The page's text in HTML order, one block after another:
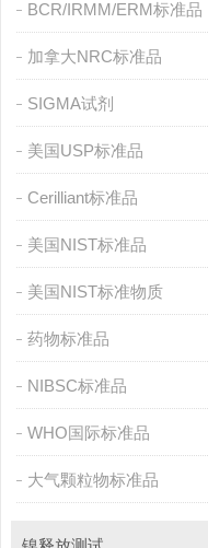
BCR/IRMM/ERM标准品
加拿大NRC标准品
SIGMA试剂
美国USP标准品
Cerilliant标准品
美国NIST标准品
美国NIST标准物质
药物标准品
NIBSC标准品
WHO国际标准品
大气颗粒物标准品